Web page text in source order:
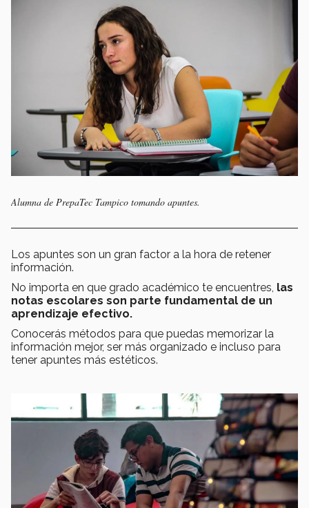
Alumna de PrepaTec Tampico tomando apuntes.
Los apuntes son un gran factor a la hora de retener
información.
No importa en que grado académico te encuentres, las
notas escolares son parte fundamental de un
aprendizaje efectivo.
Conocerás métodos para que puedas memorizar la
información mejor, ser más organizado e incluso para
tener apuntes más estéticos.